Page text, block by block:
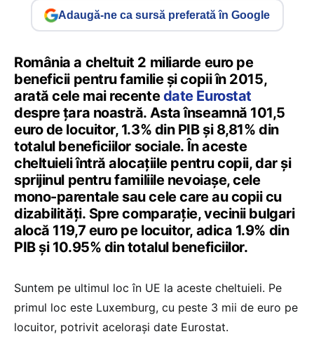
Adaugă-ne ca sursă preferată în Google
România a cheltuit 2 miliarde euro pe
beneficii pentru familie și copii în 2015,
arată cele mai recentedate Eurostat
despre țara noastră. Asta înseamnă 101,5
euro de locuitor, 1.3% din PIB și 8,81% din
totalul beneficiilor sociale. În aceste
cheltuieli întră alocațiile pentru copii, dar și
sprijinul pentru familiile nevoiașe, cele
mono-parentale sau cele care au copii cu
dizabilități. Spre comparație, vecinii bulgari
alocă 119,7 euro pe locuitor, adica 1.9% din
PIB și 10.95% din totalul beneficiilor.
Suntem pe ultimul loc în UE la aceste cheltuieli. Pe
primul loc este Luxemburg, cu peste 3 mii de euro pe
locuitor, potrivit acelorași date Eurostat.